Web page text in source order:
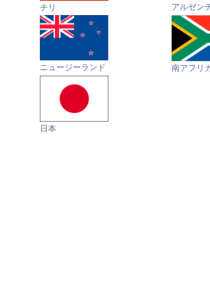
チリ アルゼン
ニュージーランド 南アフリ
日本